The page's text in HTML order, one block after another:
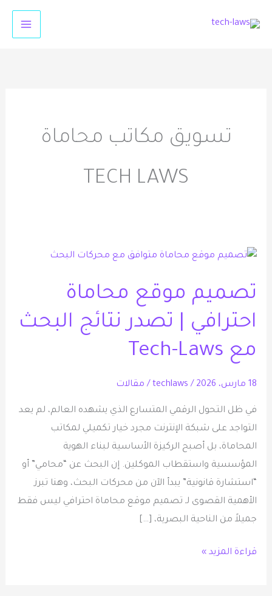
تسويق مكاتب محاماة
TECH LAWS
تصميم موقع محاماة
احترافي | تصدر نتائج البحث
مع Tech-Laws
18 مارس، 2026 /
techlaws
/ مقالات
في ظل التحول الرقمي المتسارع الذي يشهده العالم، لم يعد
التواجد على شبكة الإنترنت مجرد خيار تكميلي لمكاتب
المحاماة، بل أصبح الركيزة الأساسية لبناء الهوية
المؤسسية واستقطاب الموكلين. إن البحث عن “محامي” أو
“استشارة قانونية” يبدأ الآن من محركات البحث، وهنا تبرز
الأهمية القصوى لـ تصميم موقع محاماة احترافي ليس فقط
جميلاً من الناحية البصرية، […]
تصميم
محاماة
احترافي
|
تصدر
نتائج
البحث
Tech-
قراءة المزيد »